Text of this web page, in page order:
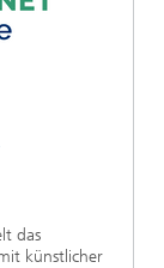
das
künstlicher